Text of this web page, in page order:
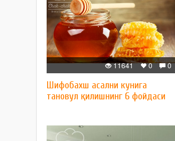
0
0
11641
Шифобахш асални кунига
тановул қилишнинг 6 фойдаси